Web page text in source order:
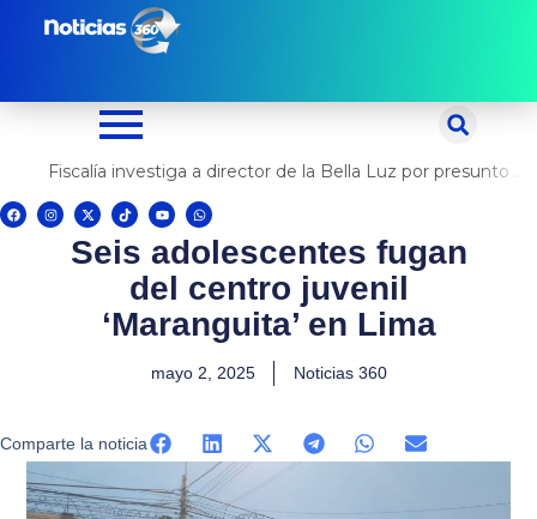
Fiscalía investiga a director de la Bella Luz por presunto abuso contra cantante Naldy Saldaña
F
a
c
I
n
s
X
-
t
w
i
T
i
k
t
o
Y
o
u
t
u
e
W
h
a
t
s
p
p
Seis adolescentes fugan
del centro juvenil
‘Maranguita’ en Lima
mayo 2, 2025 Noticias 360
Comparte la noticia